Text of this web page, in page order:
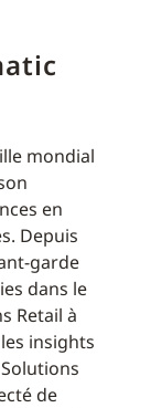
mondial
en
Depuis
garde
dans le
Retail à
insights
de